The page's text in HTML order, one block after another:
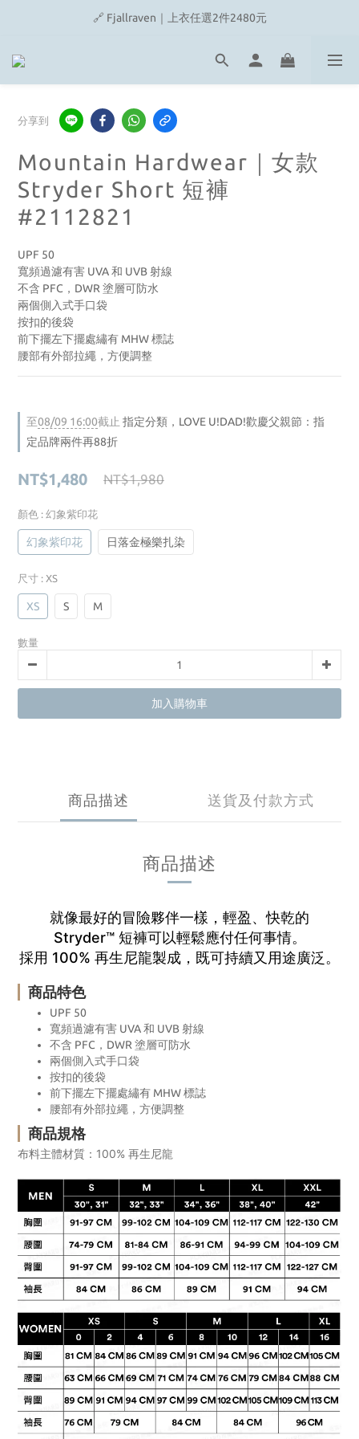
🔗 Snow Peak｜歡慶父親節滿4500即贈品牌方巾
🔗 Fjallraven｜上衣任選2件2480元
🎉On/HOKA 新品陸續上架
分享到
Mountain Hardwear｜女款
Stryder Short 短褲
#2112821
UPF 50
寬頻過濾有害 UVA 和 UVB 射線
不含 PFC，DWR 塗層可防水
兩個側入式手口袋
按扣的後袋
前下擺左下擺處繡有 MHW 標誌
腰部有外部拉繩，方便調整
至08/09 16:00截止 指定分類，LOVE U!DAD!歡慶父親節：指
定品牌兩件再88折
NT$1,480 NT$1,980
顏色 : 幻象紫印花
幻象紫印花 日落金極樂扎染
尺寸 : XS
XS S M
數量
加入購物車
商品描述 送貨及付款方式
商品描述
就像最好的冒險夥伴一樣，輕盈、快乾的
Stryder™ 短褲可以輕鬆應付任何事情。
採用 100% 再生尼龍製成，既可持續又用途廣泛。
商品特色
UPF 50
寬頻過濾有害 UVA 和 UVB 射線
不含 PFC，DWR 塗層可防水
兩個側入式手口袋
按扣的後袋
前下擺左下擺處繡有 MHW 標誌
腰部有外部拉繩，方便調整
商品規格
布料主體材質：100% 再生尼龍